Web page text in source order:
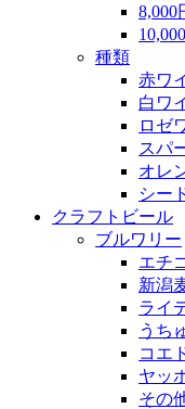
8,000
種類
赤ワ
白ワ
ロゼ
スパ
オレ
シー
クラフトビール
ブルワリー
エチ
新潟
ライ
うち
コエ
ヤッ
その